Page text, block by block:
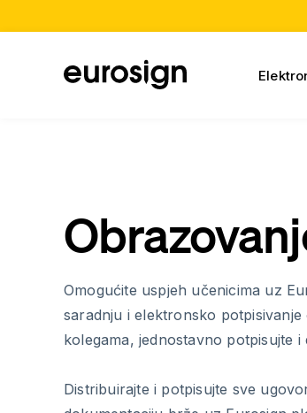
Omogućite uspjeh učenicima uz
saradnju i elektronsko
kolegama, jednostavno potpisujte i
Distribuirajte i potpisujte sve